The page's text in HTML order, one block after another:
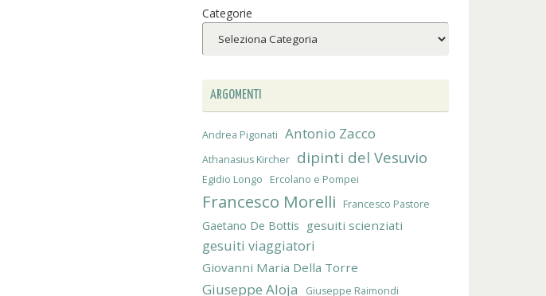
Categorie
ARGOMENTI
Andrea Pigonati Antonio Zacco
Athanasius Kircher dipinti del Vesuvio
Egidio Longo Ercolano e Pompei
Francesco Morelli Francesco Pastore
Gaetano De Bottis gesuiti scienziati
gesuiti viaggiatori
Giovanni Maria Della Torre
Giuseppe Aloja Giuseppe Raimondi